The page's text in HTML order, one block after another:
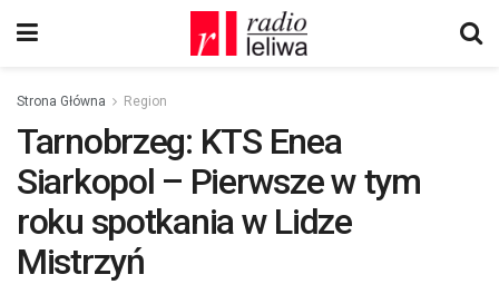
Strona Główna Region
Tarnobrzeg: KTS Enea
Siarkopol – Pierwsze w tym
roku spotkania w Lidze
Mistrzyń